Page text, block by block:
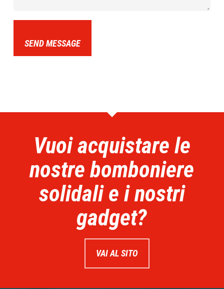
SEND MESSAGE
Vuoi acquistare le
nostre bomboniere
solidali e i nostri
gadget?
VAI AL SITO